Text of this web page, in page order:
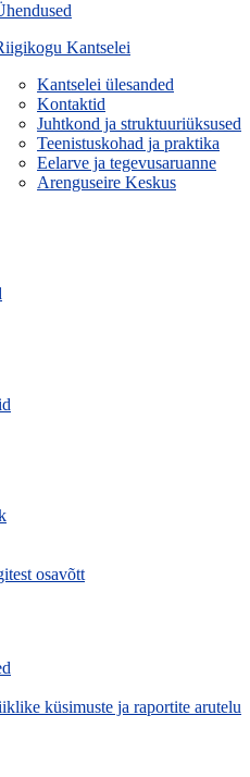
Kantselei
Kantselei ülesanded
Kontaktid
Juhtkond ja struktuuriüksused
Teenistuskohad ja praktika
Eelarve ja tegevusaruanne
Arenguseire Keskus
osavõtt
küsimuste ja raportite arutelu